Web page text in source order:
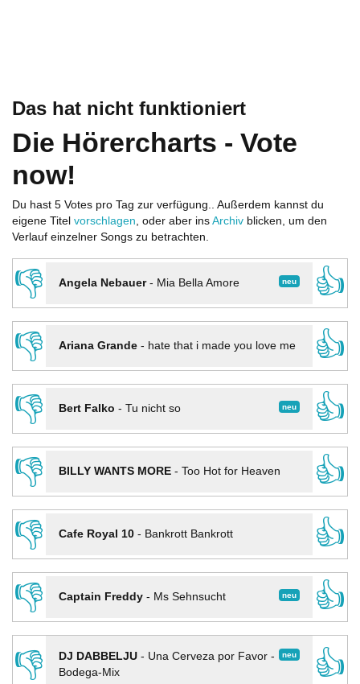
Das hat nicht funktioniert
Die Hörercharts - Vote
now!
Du hast 5 Votes pro Tag zur verfügung.. Außerdem kannst du
eigene Titel vorschlagen, oder aber ins Archiv blicken, um den
Verlauf einzelner Songs zu betrachten.
👎 neu
Angela Nebauer- Mia Bella Amore
👍
👎
Ariana Grande- hate that i made you love me
👍
👎
neu
Bert Falko - Tu nicht so
👍
👎
BILLY WANTS MORE- Too Hot for Heaven
👍
👎
Cafe Royal 10- Bankrott Bankrott
👍
👎
neu
Captain Freddy- Ms Sehnsucht
👍
👎
neu
DJ DABBELJU- Una Cerveza por Favor -
Bodega-Mix
👍